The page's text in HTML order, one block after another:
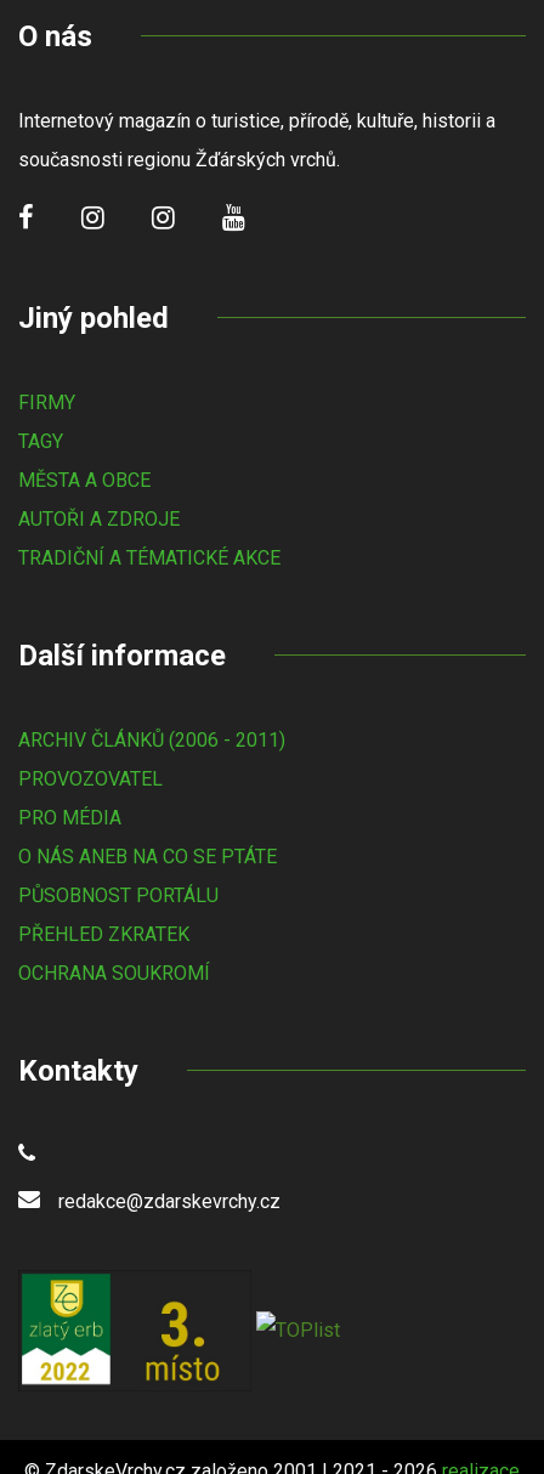
O nás
Internetový magazín o turistice, přírodě, kultuře, historii a
současnosti regionu Žďárských vrchů.
Jiný pohled
FIRMY
TAGY
MĚSTA A OBCE
AUTOŘI A ZDROJE
TRADIČNÍ A TÉMATICKÉ AKCE
Další informace
ARCHIV ČLÁNKŮ (2006 - 2011)
PROVOZOVATEL
PRO MÉDIA
O NÁS ANEB NA CO SE PTÁTE
PŮSOBNOST PORTÁLU
PŘEHLED ZKRATEK
OCHRANA SOUKROMÍ
Kontakty
redakce@zdarskevrchy.cz